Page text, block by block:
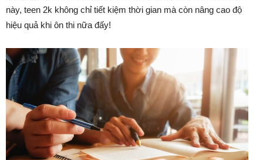
này, teen 2k không chỉ tiết kiệm thời gian mà còn nâng cao độ
hiệu quả khi ôn thi nữa đấy!